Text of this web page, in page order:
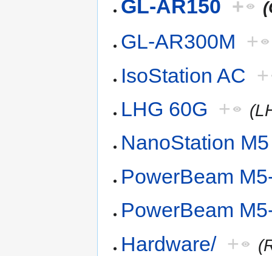
GL-AR150 +
GL-AR300M +
IsoStation AC +
LHG 60G +
NanoStation M5
PowerBeam
PowerBeam
Hardware/ +